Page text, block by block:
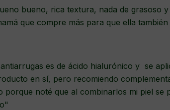
bueno, rica textura, nada de grasoso
que compre más para que ella
es de ácido hialurónico y se
en sí, pero recomiendo
porque noté que al combinarlos mi piel se